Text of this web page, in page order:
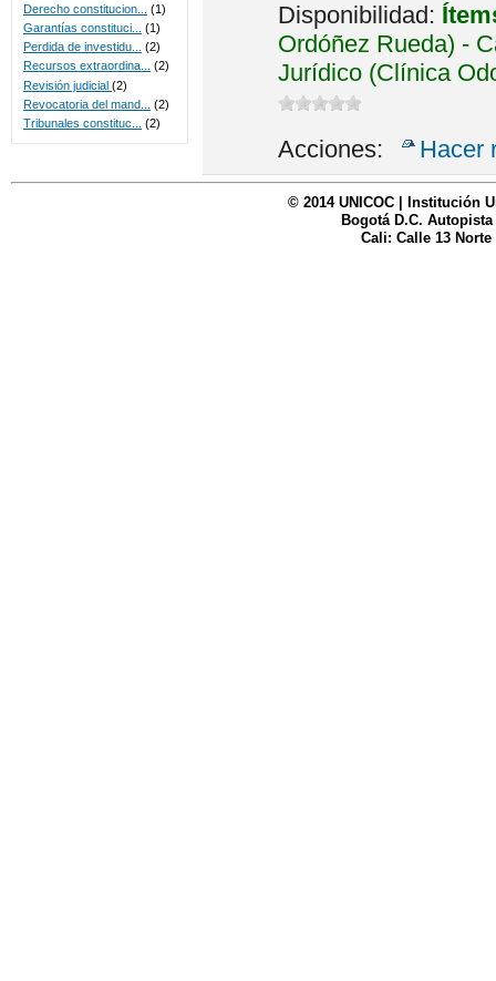
Disponibilidad:
Ordóñez Rueda) -
Jurídico (Clínica
Acciones: Hacer
Derecho constitucion...
(1)
Garantías constituci...
(1)
Perdida de investidu...
(2)
Recursos extraordina...
(2)
Revisión judicial (2)
Revocatoria del mand...
(2)
Tribunales constituc...
(2)
© 2014 UNICOC | Institución
Bogotá D.C. Autopista
Cali: Calle 13 Norte